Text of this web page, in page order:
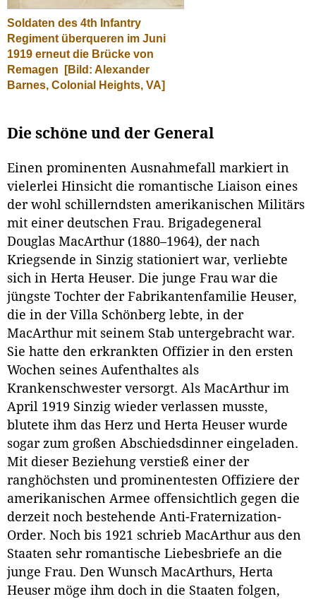
Soldaten des 4th Infantry
Regiment überqueren im Juni
1919 erneut die Brücke von
Remagen
[Bild: Alexander
Barnes, Colonial Heights, VA]
Die schöne und der General
Einen prominenten Ausnahmefall markiert in
vielerlei Hinsicht die romantische Liaison eines
der wohl schillerndsten amerikanischen Militärs
mit einer deutschen Frau. Brigadegeneral
Douglas MacArthur (1880–1964), der nach
Kriegsende in Sinzig stationiert war, verliebte
sich in Herta Heuser. Die junge Frau war die
jüngste Tochter der Fabrikantenfamilie Heuser,
die in der Villa Schönberg lebte, in der
MacArthur mit seinem Stab untergebracht war.
Sie hatte den erkrankten Offizier in den ersten
Wochen seines Aufenthaltes als
Krankenschwester versorgt. Als MacArthur im
April 1919 Sinzig wieder verlassen musste,
blutete ihm das Herz und Herta Heuser wurde
sogar zum großen Abschiedsdinner eingeladen.
Mit dieser Beziehung verstieß einer der
ranghöchsten und prominentesten Offiziere der
amerikanischen Armee offensichtlich gegen die
derzeit noch bestehende Anti-Fraternization-
Order. Noch bis 1921 schrieb MacArthur aus den
Staaten sehr romantische Liebesbriefe an die
junge Frau. Den Wunsch MacArthurs, Herta
Heuser möge ihm doch in die Staaten folgen,